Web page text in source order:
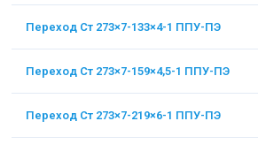
Переход Ст 273×7-133×4-1 ППУ-ПЭ
Переход Ст 273×7-159×4,5-1 ППУ-ПЭ
Переход Ст 273×7-219×6-1 ППУ-ПЭ